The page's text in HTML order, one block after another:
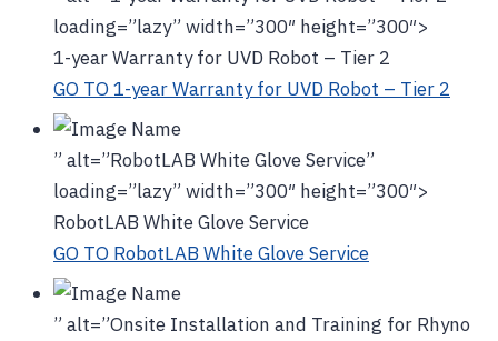
loading=”lazy” width=”300″ height=”300″>
1-year Warranty for UVD Robot – Tier 2
GO TO 1-year Warranty for UVD Robot – Tier 2
” alt=”RobotLAB White Glove Service”
loading=”lazy” width=”300″ height=”300″>
RobotLAB White Glove Service
GO TO RobotLAB White Glove Service
” alt=”Onsite Installation and Training for Rhyno